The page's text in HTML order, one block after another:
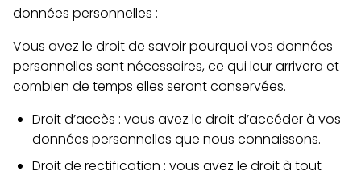
données personnelles :
Vous avez le droit de savoir pourquoi vos données
personnelles sont nécessaires, ce qui leur arrivera et
combien de temps elles seront conservées.
Droit d’accès : vous avez le droit d’accéder à vos
données personnelles que nous connaissons.
Droit de rectification : vous avez le droit à tout